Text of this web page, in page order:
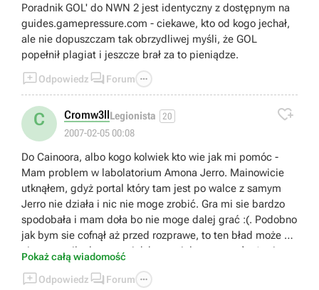
Poradnik GOL' do NWN 2 jest identyczny z dostępnym na
guides.gamepressure.com - ciekawe, kto od kogo jechał,
ale nie dopuszczam tak obrzydliwej myśli, że GOL
popełnił plagiat i jeszcze brał za to pieniądze.
Odpowiedz  Forum 
C Cromw3llLegionista 20
2007-02-05 00:08

Do Cainoora, albo kogo kolwiek kto wie jak mi pomóc -
Mam problem w labolatorium Amona Jerro. Mainowicie
utknąłem, gdyż portal który tam jest po walce z samym
Jerro nie działa i nic nie moge zrobić. Gra mi sie bardzo
spodobała i mam doła bo nie moge dalej grać :(. Podobno
jak bym sie cofnął aż przed rozprawe, to ten bład może by
nie wystąpił, ale nawet jak bym miał tego save`a (a nie
mam) to by mi się nie chciało taki kawał od nowa
przechodzić. Nie znacie może jakiegoś sposobu aby tu
Pokaż całą wiadomość
Odpowiedz  Forum 